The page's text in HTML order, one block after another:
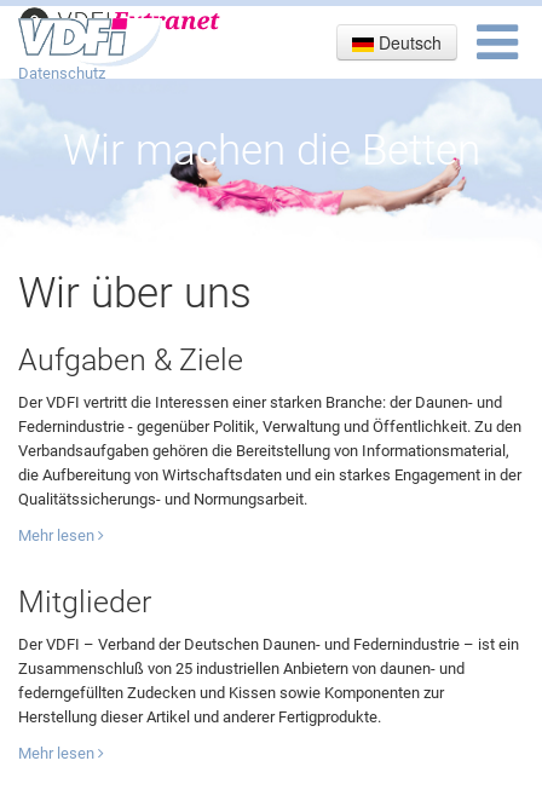
Impressum
Datenschutz
Deutsch
Wir machen die Betten
Wir über uns
Aufgaben & Ziele
Der VDFI vertritt die Interessen einer starken Branche: der Daunen- und
Federnindustrie - gegenüber Politik, Verwaltung und Öffentlichkeit. Zu den
Verbandsaufgaben gehören die Bereitstellung von Informationsmaterial,
die Aufbereitung von Wirtschaftsdaten und ein starkes Engagement in der
Qualitätssicherungs- und Normungsarbeit.
Mehr lesen
Mitglieder
Der VDFI – Verband der Deutschen Daunen- und Federnindustrie – ist ein
Zusammenschluß von 25 industriellen Anbietern von daunen- und
federngefüllten Zudecken und Kissen sowie Komponenten zur
Herstellung dieser Artikel und anderer Fertigprodukte.
Mehr lesen